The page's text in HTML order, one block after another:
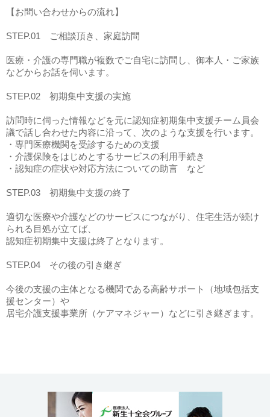
【お問い合わせからの流れ】
STEP.01 ご相談頂き、 家庭訪問
医療・介護の専門職が複数でご自宅に訪問し、 御本人・ご家族
などからお話を伺います。
STEP.02 初期集中支援の実施
訪問時に伺った情報などを元に認知症初期集中支援チーム員会
議で話し合わせた内容に沿って、次のような支援を行います。
・専門医療機関を受診するための支援
・介護保険をはじめとするサービスの利用手続き
・認知症の症状や対応方法についての助言 など
STEP.03 初期集中支援の終了
適切な医療や介護などのサービスにつながり、住宅生活が続け
られる目処が立てば、
認知症初期集中支援は終了となります。
STEP.04 その後の引き継ぎ
今後の支援の主体となる機関である高齢サポート（地域包括支
援センター）や
居宅介護支援事業所（ケアマネジャー）などに引き継ぎます。